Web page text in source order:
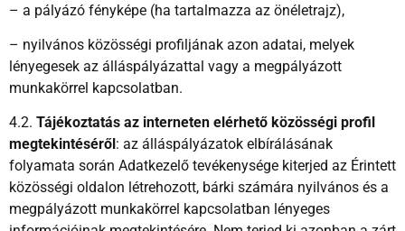
– a pályázó fényképe (ha tartalmazza az önéletrajz),
– nyilvános közösségi profiljának azon adatai, melyek
lényegesek az álláspályázattal vagy a megpályázott
munkakörrel kapcsolatban.
4.2. Tájékoztatás az interneten elérhető közösségi profil
megtekintéséről : az álláspályázatok elbírálásának
folyamata során Adatkezelő tevékenysége kiterjed az Érintett
közösségi oldalon létrehozott, bárki számára nyilvános és a
megpályázott munkakörrel kapcsolatban lényeges